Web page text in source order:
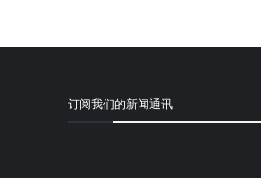
订阅我们的新闻通讯